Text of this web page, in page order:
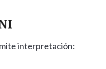
interpretación: